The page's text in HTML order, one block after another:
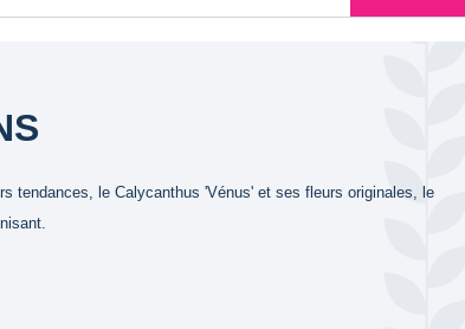
tendances, le Calycanthus 'Vénus' et ses fleurs originales, le